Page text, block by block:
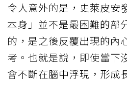
令人意外的是，史萊皮安
本身」並不是最困難的部
的，是之後反覆出現的內
考。也就是說，即使當下
會不斷在腦中浮現，形成